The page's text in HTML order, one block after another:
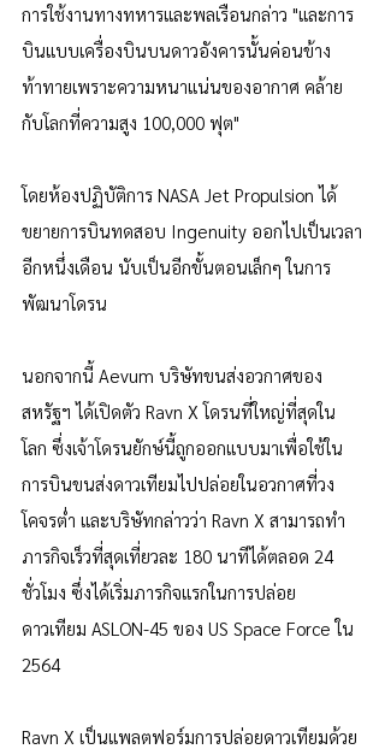
การใช้งานทางทหารและพลเรือนกล่าว "และการ
บินแบบเครื่องบินบนดาวอังคารนั้นค่อนข้าง
ท้าทายเพราะความหนาแน่นของอากาศ คล้าย
กับโลกที่ความสูง 100,000 ฟุต"
โดยห้องปฏิบัติการ NASA Jet Propulsion ได้
ขยายการบินทดสอบ Ingenuity ออกไปเป็นเวลา
อีกหนึ่งเดือน นับเป็นอีกขั้นตอนเล็กๆ ในการ
พัฒนาโดรน
นอกจากนี้ Aevum บริษัทขนส่งอวกาศของ
สหรัฐฯ ได้เปิดตัว Ravn X โดรนที่ใหญ่ที่สุดใน
โลก ซึ่งเจ้าโดรนยักษ์นี้ถูกออกแบบมาเพื่อใช้ใน
การบินขนส่งดาวเทียมไปปล่อยในอวกาศที่วง
โคจรต่ำ และบริษัทกล่าวว่า Ravn X สามารถทำ
ภารกิจเร็วที่สุดเที่ยวละ 180 นาทีได้ตลอด 24
ชั่วโมง ซึ่งได้เริ่มภารกิจแรกในการปล่อย
ดาวเทียม ASLON-45 ของ US Space Force ใน
2564
Ravn X เป็นแพลตฟอร์มการปล่อยดาวเทียมด้วย